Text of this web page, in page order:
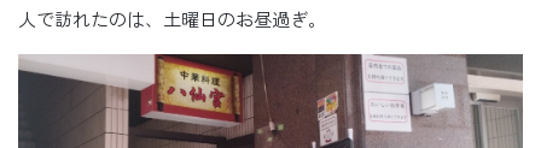
人で訪れたのは、土曜日のお昼過ぎ。